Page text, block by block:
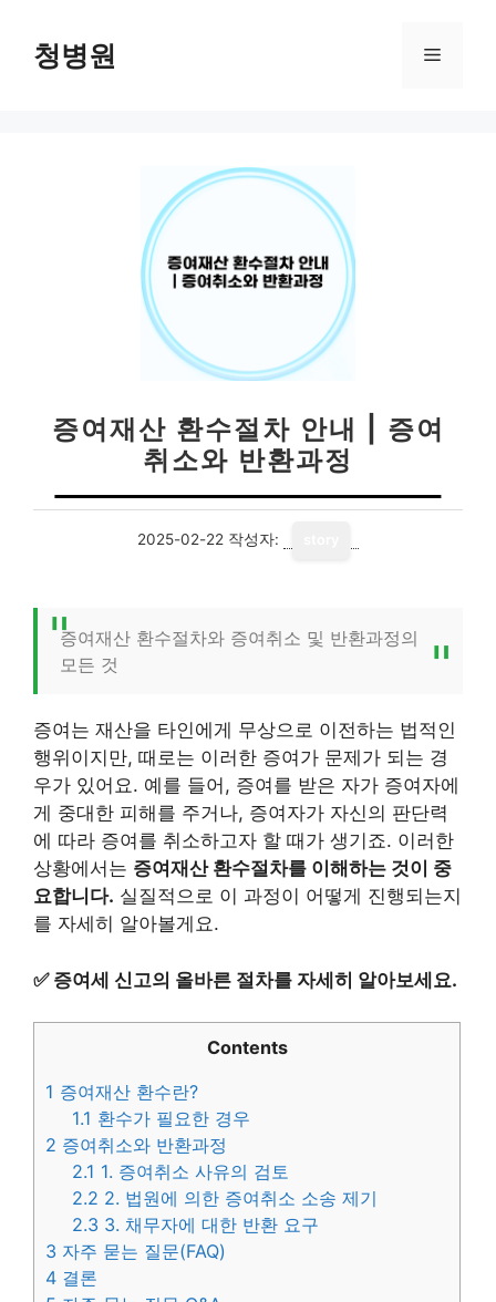
청병원 메
증여재산 환수절차 안내 | 증여
취소와 반환과정
2025-02-22 작성자:
증여재산 환수절차와 증여취소 및 반환과정의
모든 것
증여는 재산을 타인에게 무상으로 이전하는 법적인
행위이지만, 때로는 이러한 증여가 문제가 되는 경
우가 있어요. 예를 들어, 증여를 받은 자가 증여자에
게 중대한 피해를 주거나, 증여자가 자신의 판단력
에 따라 증여를 취소하고자 할 때가 생기죠. 이러한
상황에서는 증여재산 환수절차를 이해하는 것이 중
요합니다. 실질적으로 이 과정이 어떻게 진행되는지
를 자세히 알아볼게요.
✅ 증여세 신고의 올바른 절차를 자세히 알아보세요.
Contents
1 증여재산 환수란?
1.1 환수가 필요한 경우
2 증여취소와 반환과정
2.1 1. 증여취소 사유의 검토
2.2 2. 법원에 의한 증여취소 소송 제기
2.3 3. 채무자에 대한 반환 요구
3 자주 묻는 질문(FAQ)
4 결론